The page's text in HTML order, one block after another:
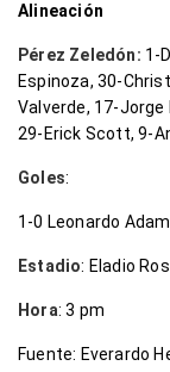
Alineación
Pérez Zeledón: 1-
Espinoza, 30-
Valverde, 17-Jorge
29-Erick Scott, 9-
Goles:
1-0 Leonardo
Estadio: Eladio
Hora: 3 pm
Fuente: Everardo